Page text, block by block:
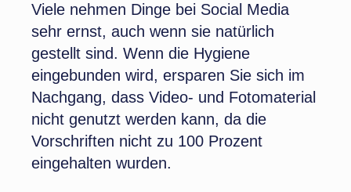
Viele nehmen Dinge bei Social Media
sehr ernst, auch wenn sie natürlich
gestellt sind. Wenn die Hygiene
eingebunden wird, ersparen Sie sich im
Nachgang, dass Video- und Fotomaterial
nicht genutzt werden kann, da die
Vorschriften nicht zu 100 Prozent
eingehalten wurden.